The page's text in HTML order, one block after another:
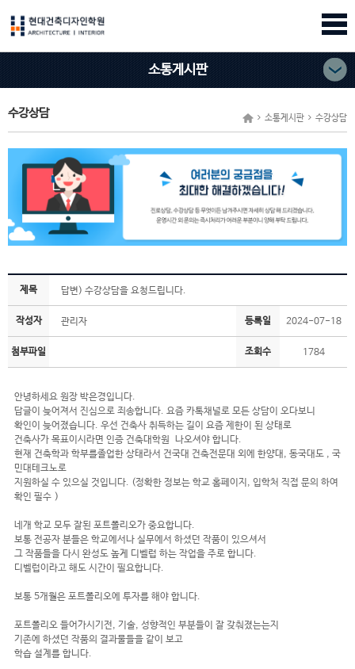
소통게시판
수강상담 소통게시판 수강상담
제목 답변) 수강상담을 요청드립니다.
작성자 관리자 등록일 2024-07-18
첨부파일 조회수 1784
안녕하세요 원장 박은경입니다.
답글이 늦어져서 진심으로 죄송합니다. 요즘 카톡채널로 모든 상담이 오다보니
확인이 늦어졌습니다. 우선 건축사 취득하는 길이 요즘 제한이 된 상태로
건축사가 목표이시라면 인증 건축대학원 나오셔야 합니다.
현재 건축학과 학부를졸업한 상태라서 건국대 건축전문대 외에 한양대, 동국대도 , 국
민대테크노로
지원하실 수 있으실 것입니다. (정확한 정보는 학교 홈페이지, 입학처 직접 문의 하여
확인 필수 )
네개 학교 모두 잘된 포트폴리오가 중요합니다.
보통 전공자 분들은 학교에서나 실무에서 하셨던 작품이 있으셔서
그 작품들을 다시 완성도 높게 디벨럽 하는 작업을 주로 합니다.
디벨럽이라고 해도 시간이 필요합니다.
보통 5개월은 포트폴리오에 투자를 해야 합니다.
포트폴리오 들어가시기전, 기술, 성향적인 부분들이 잘 갖춰졌는는지
기존에 하셨던 작품의 결과물들을 같이 보고
학습 설계를 합니다.